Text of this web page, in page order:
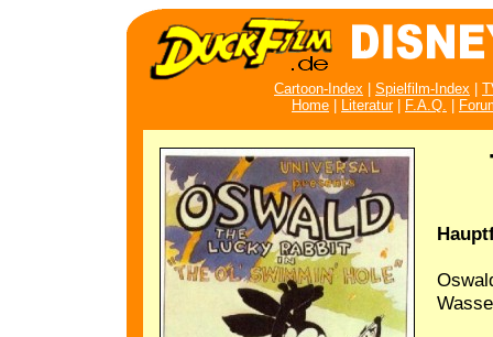
Cartoon-Index Spielfilm-Index
Home
Literatur| F.A.Q.